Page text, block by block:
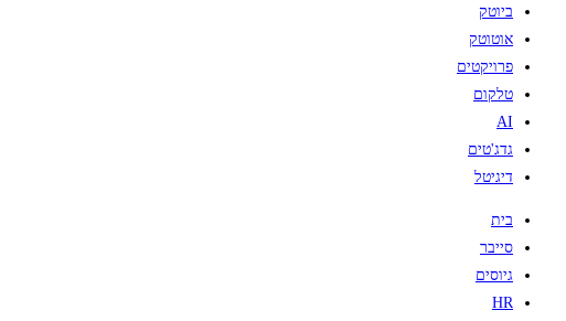
ביוטק
אוטוטק
פרויקטים
טלקום
AI
גדג'טים
דיגיטל
בית
סייבר
גיוסים
HR